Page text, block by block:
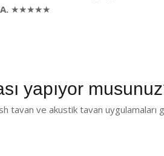
★★★★★
yapıyor
tavan ve akustik tavan uygulamaları